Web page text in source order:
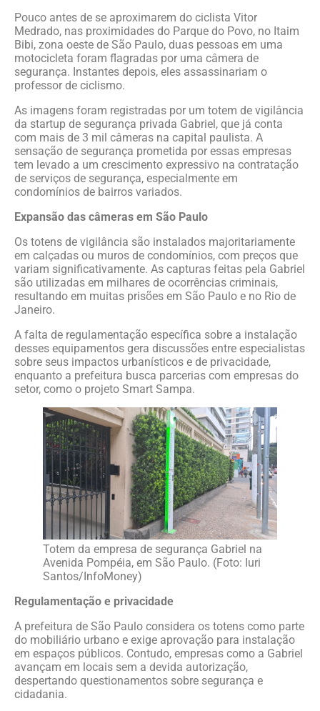
Pouco antes de se aproximarem do ciclista Vitor
Medrado, nas proximidades do Parque do Povo, no Itaim
Bibi, zona oeste de São Paulo, duas pessoas em uma
motocicleta foram flagradas por uma câmera de
segurança. Instantes depois, eles assassinariam o
professor de ciclismo.
As imagens foram registradas por um totem de vigilância
da startup de segurança privada Gabriel, que já conta
com mais de 3 mil câmeras na capital paulista. A
sensação de segurança prometida por essas empresas
tem levado a um crescimento expressivo na contratação
de serviços de segurança, especialmente em
condomínios de bairros variados.
Expansão das câmeras em São Paulo
Os totens de vigilância são instalados majoritariamente
em calçadas ou muros de condomínios, com preços que
variam significativamente. As capturas feitas pela Gabriel
são utilizadas em milhares de ocorrências criminais,
resultando em muitas prisões em São Paulo e no Rio de
Janeiro.
A falta de regulamentação específica sobre a instalação
desses equipamentos gera discussões entre especialistas
sobre seus impactos urbanísticos e de privacidade,
enquanto a prefeitura busca parcerias com empresas do
setor, como o projeto Smart Sampa.
Totem da empresa de segurança Gabriel na
Avenida Pompéia, em São Paulo. (Foto: Iuri
Santos/InfoMoney)
Regulamentação e privacidade
A prefeitura de São Paulo considera os totens como parte
do mobiliário urbano e exige aprovação para instalação
em espaços públicos. Contudo, empresas como a Gabriel
avançam em locais sem a devida autorização,
despertando questionamentos sobre segurança e
cidadania.